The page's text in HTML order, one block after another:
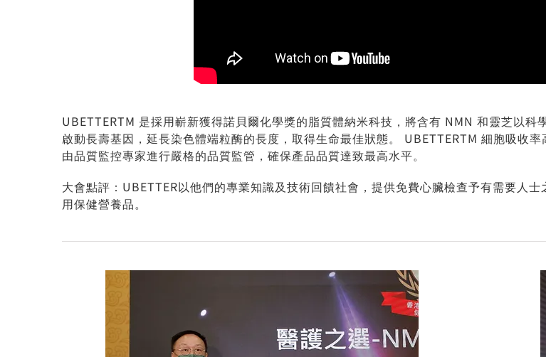
UBETTERTM 是採用嶄新獲得諾貝爾化學獎的脂質體納米科技，將含有 NMN 和靈芝以科
啟動長壽基因，延長染色體端粒酶的長度，取得生命最佳狀態。 UBETTERTM 細胞吸收
由品質監控專家進行嚴格的品質監管，確保產品品質達致最高水平。
大會點評：UBETTER以他們的專業知識及技術回饋社會，提供免費心臟檢查予有需要人
用保健營養品。